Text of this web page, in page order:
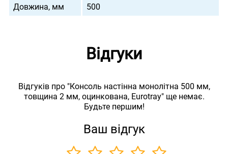
Довжина, мм 500
Відгуки
Відгуків про "Консоль настінна монолітна 500 мм,
товщина 2 мм, оцинкована, Eurotray" ще немає.
Будьте першим!
Ваш відгук